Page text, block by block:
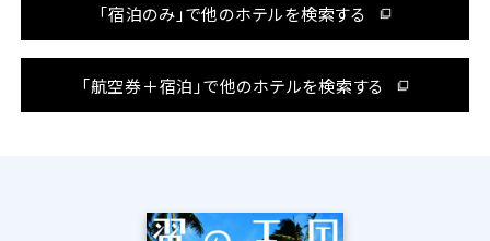
「宿泊のみ」で他のホテルを検索する
「航空券＋宿泊」で他のホテルを検索する